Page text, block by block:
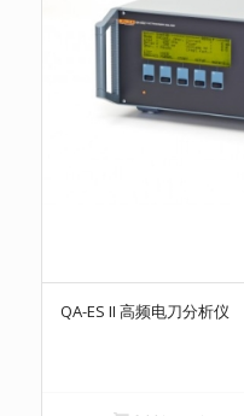
QA-ES II 高频电刀分析仪